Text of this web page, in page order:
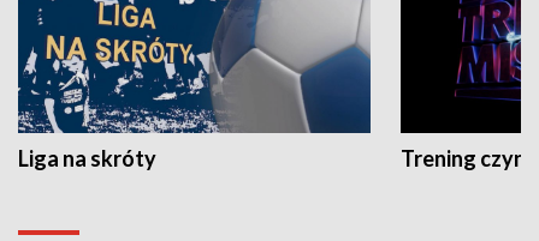
Liga na skróty Trening czyni